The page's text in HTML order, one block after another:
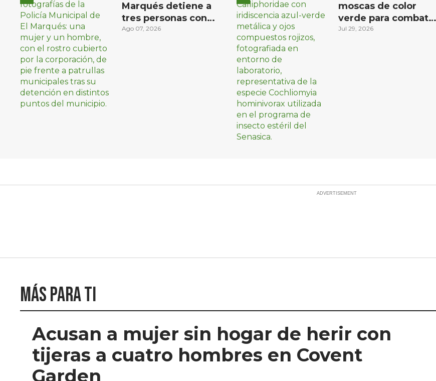
Marqués detiene a
tres personas con
distintos narcóticos
Ago 07, 2026
moscas de color
verde para combatir
el gusano
Jul 29, 2026
Más para ti
Acusan a mujer sin hogar de herir con
tijeras a cuatro hombres en Covent
Garden